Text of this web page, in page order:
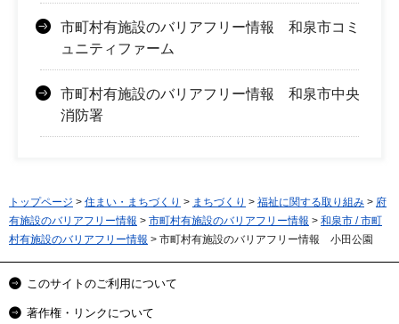
市町村有施設のバリアフリー情報 和泉市コミ
ュニティファーム
市町村有施設のバリアフリー情報 和泉市中央
消防署
トップページ > 住まい・まちづくり > まちづくり > 福祉に関する取り組み > 府
有施設のバリアフリー情報 > 市町村有施設のバリアフリー情報 > 和泉市 / 市町
村有施設のバリアフリー情報 > 市町村有施設のバリアフリー情報 小田公園
このサイトのご利用について
著作権・リンクについて